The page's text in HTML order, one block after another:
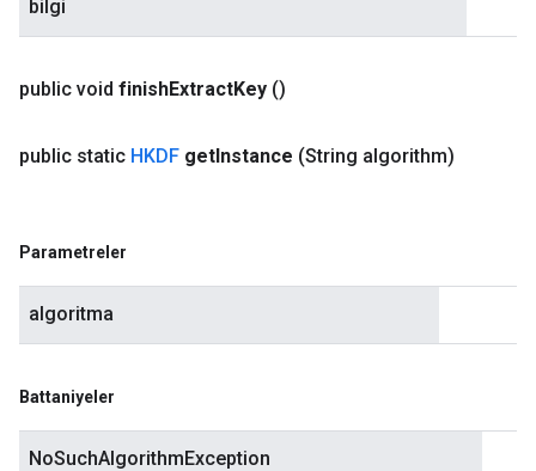
bilgi
public void finishExtractKey ()
public static HKDF getInstance (String algorithm)
Parametreler
algoritma
Battaniyeler
NoSuchAlgorithmException